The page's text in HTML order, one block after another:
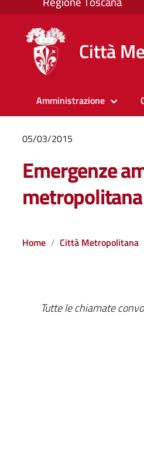
Città
Amministrazione
05/03/2015
Emergenze
Home Città Metropolitana
Tutte le chiamate